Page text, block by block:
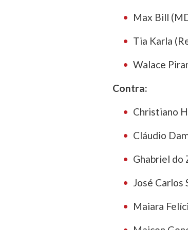
Max Bill
Tia Karla
Walace
Contra:
Christiano
Cláudio
Ghabriel do
José Carlos
Maiara